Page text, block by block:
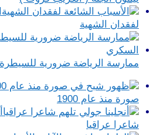
لفقدان الشهية
ممارسة الرياضة ضرورية
صورة منذ عام 1900
شاعرا عراقيا